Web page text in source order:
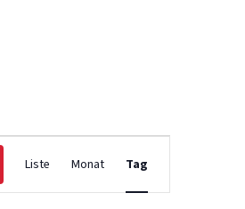
Veranstaltung
Ansichten-
Liste Monat Tag